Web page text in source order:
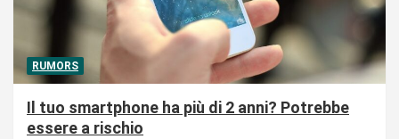
RUMORS
Il tuo smartphone ha più di 2 anni? Potrebbe
essere a rischio